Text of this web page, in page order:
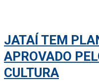
JATAÍ TEM
APROVADO
CULTURA